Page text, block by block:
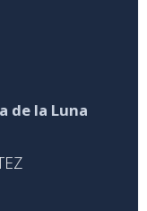
de la Luna